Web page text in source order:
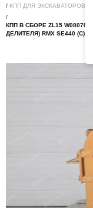
/ КПП ДЛЯ ЭКСКАВАТОРОВ-
/
КПП В СБОРЕ ZL15
ДЕЛИТЕЛЯ) RMX SE440 (С)